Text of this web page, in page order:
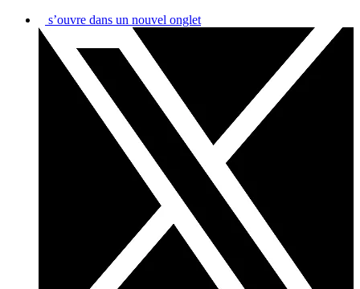
s’ouvre dans un nouvel onglet